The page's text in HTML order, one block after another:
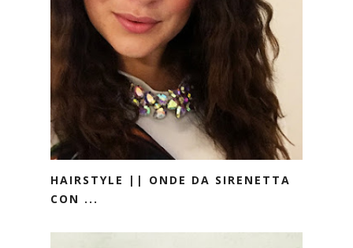
HAIRSTYLE || ONDE DA SIRENETTA
CON ...